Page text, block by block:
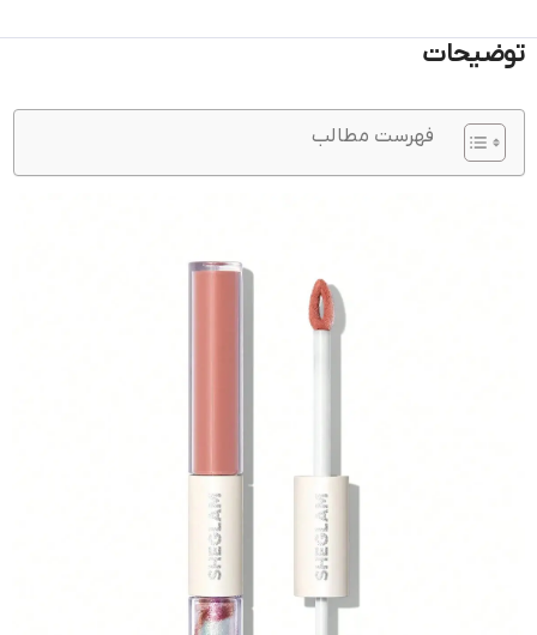
توضیحات
فهرست مطالب